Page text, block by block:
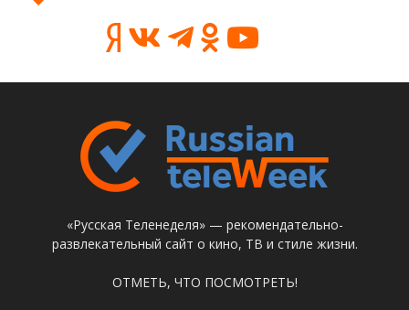
«Русская Теленеделя» — рекомендательно-
развлекательный сайт о кино, ТВ и стиле жизни.
ОТМЕТЬ, ЧТО ПОСМОТРЕТЬ!